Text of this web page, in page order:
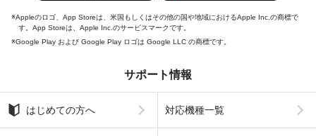
Appleのロゴ、App Storeは、米国もしくはその他の国や地域におけるApple Inc.の商標で
す。App Storeは、Apple Inc.のサービスマークです。
Google Play および Google Play ロゴは Google LLC の商標です。
サポート情報
はじめての方へ 対応機種一覧